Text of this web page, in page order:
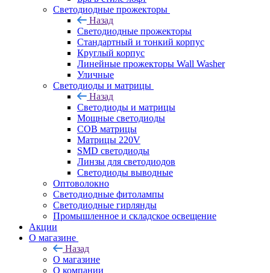
Светодиодные прожекторы
Назад
Светодиодные прожекторы
Стандартный и тонкий корпус
Круглый корпус
Линейные прожекторы Wall Washer
Уличные
Светодиоды и матрицы
Назад
Светодиоды и матрицы
Мощные светодиоды
COB матрицы
Матрицы 220V
SMD светодиоды
Линзы для светодиодов
Светодиоды выводные
Оптоволокно
Светодиодные фитолампы
Светодиодные гирлянды
Промышленное и складское освещение
Акции
О магазине
Назад
О магазине
О компании